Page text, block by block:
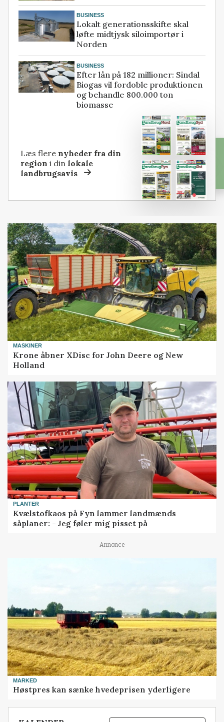
BUSINESS
Lokalt generationsskifte skal
løfte midtjysk siloimportør i
Norden
BUSINESS
Efter lån på 182 millioner: Sindal
Biogas vil fordoble produktionen
og behandle 800.000 ton
biomasse
Læs flere nyheder fra din
region i dinlokale
landbrugsavis
MASKINER
Krone åbner XDisc for John Deere og New
Holland
PLANTER
Kvælstofkaos på Fyn lammer landmænds
såplaner: - Jeg føler mig pisset på
Annonce
MARKED
Høstpres kan sænke hvedeprisen yderligere